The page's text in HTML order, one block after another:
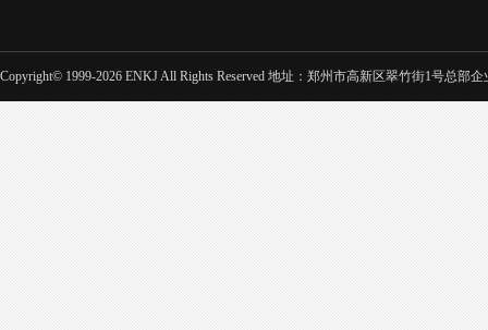
Copyright© 1999-2026 ENKJ All Rights Reserved 地址：郑州市高新区翠竹街1号